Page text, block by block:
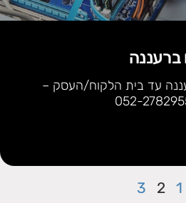
ברעננה
עד בית הלקוח/העסק –
1
2
3